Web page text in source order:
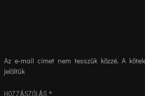
Az e-mail címet nem tesszük közzé. A
jelöltük
HOZZÁSZÓLÁS *